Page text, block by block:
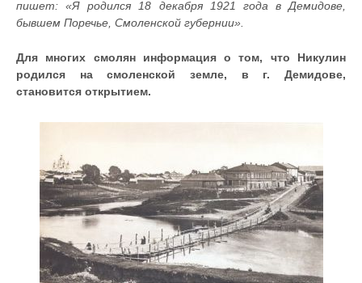
пишет: «Я родился 18 декабря 1921 года в Демидове,
бывшем Поречье, Смоленской губернии».
Для многих смолян информация о том, что Никулин
родился на смоленской земле, в г. Демидове,
становится открытием.